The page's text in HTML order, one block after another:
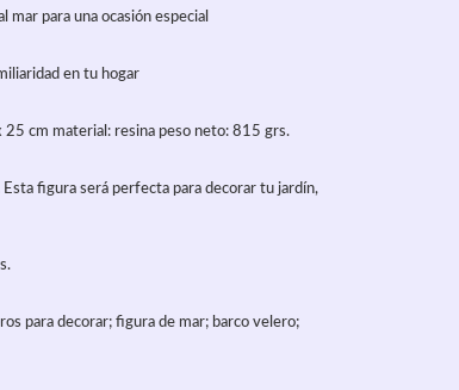
para una ocasión especial
en tu hogar
25 cm material: resina peso neto: 815 grs.
figura será perfecta para decorar tu jardín,
para decorar; figura de mar; barco velero;